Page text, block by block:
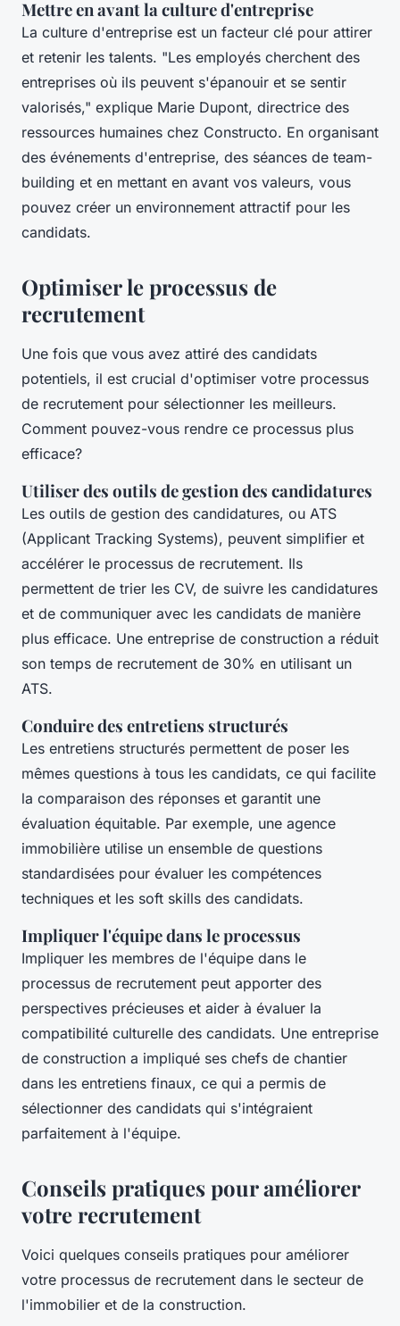
Mettre en avant la culture d'entreprise
La culture d'entreprise est un facteur clé pour attirer
et retenir les talents. "Les employés cherchent des
entreprises où ils peuvent s'épanouir et se sentir
valorisés," explique Marie Dupont, directrice des
ressources humaines chez Constructo. En organisant
des événements d'entreprise, des séances de team-
building et en mettant en avant vos valeurs, vous
pouvez créer un environnement attractif pour les
candidats.
Optimiser le processus de
recrutement
Une fois que vous avez attiré des candidats
potentiels, il est crucial d'optimiser votre processus
de recrutement pour sélectionner les meilleurs.
Comment pouvez-vous rendre ce processus plus
efficace?
Utiliser des outils de gestion des candidatures
Les outils de gestion des candidatures, ou ATS
(Applicant Tracking Systems), peuvent simplifier et
accélérer le processus de recrutement. Ils
permettent de trier les CV, de suivre les candidatures
et de communiquer avec les candidats de manière
plus efficace. Une entreprise de construction a réduit
son temps de recrutement de 30% en utilisant un
ATS.
Conduire des entretiens structurés
Les entretiens structurés permettent de poser les
mêmes questions à tous les candidats, ce qui facilite
la comparaison des réponses et garantit une
évaluation équitable. Par exemple, une agence
immobilière utilise un ensemble de questions
standardisées pour évaluer les compétences
techniques et les soft skills des candidats.
Impliquer l'équipe dans le processus
Impliquer les membres de l'équipe dans le
processus de recrutement peut apporter des
perspectives précieuses et aider à évaluer la
compatibilité culturelle des candidats. Une entreprise
de construction a impliqué ses chefs de chantier
dans les entretiens finaux, ce qui a permis de
sélectionner des candidats qui s'intégraient
parfaitement à l'équipe.
Conseils pratiques pour améliorer
votre recrutement
Voici quelques conseils pratiques pour améliorer
votre processus de recrutement dans le secteur de
l'immobilier et de la construction.